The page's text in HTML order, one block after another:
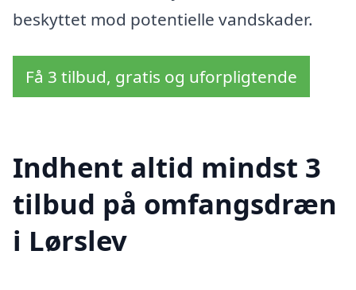
beskyttet mod potentielle vandskader.
Få 3 tilbud, gratis og uforpligtende
Indhent altid mindst 3
tilbud på omfangsdræn
i Lørslev